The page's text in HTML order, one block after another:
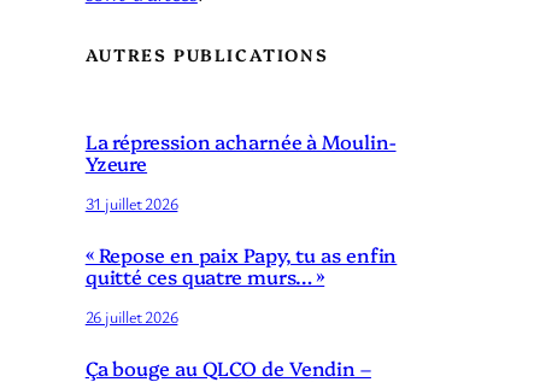
AUTRES PUBLICATIONS
La répression acharnée à Moulin-
Yzeure
31 juillet 2026
« Repose en paix Papy, tu as enfin
quitté ces quatre murs… »
26 juillet 2026
Ça bouge au QLCO de Vendin –